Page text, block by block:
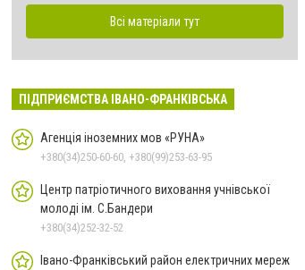
Всі матеріали тут
ПІДПРИЄМСТВА ІВАНО-ФРАНКІВСЬКА
Агенція іноземних мов «РУНА»
+380(34)250-60-60, +380(99)253-63-95
Центр патріотичного виховання учнівської
молоді ім. С.Бандери
+380(34)252-32-52
Івано-Франківський район електричних мереж